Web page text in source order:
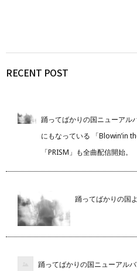
RECENT POST
踊ってばかりの国ニューアル
にもなっている 「Blowin’in
「PRISM」も全曲配信開始。
踊ってばかりの国
踊ってばかりの国ニューアル